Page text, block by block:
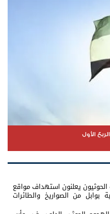
الأول
يعلنون استهداف مواقع
من الصواريخ والطائرات